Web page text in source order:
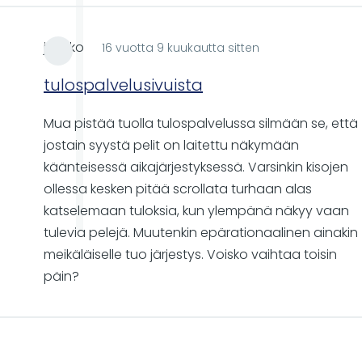
jaakko 16 vuotta 9 kuukautta sitten
tulospalvelusivuista
Mua pistää tuolla tulospalvelussa silmään se, että
jostain syystä pelit on laitettu näkymään
käänteisessä aikajärjestyksessä. Varsinkin kisojen
ollessa kesken pitää scrollata turhaan alas
katselemaan tuloksia, kun ylempänä näkyy vaan
tulevia pelejä. Muutenkin epärationaalinen ainakin
meikäläiselle tuo järjestys. Voisko vaihtaa toisin
päin?